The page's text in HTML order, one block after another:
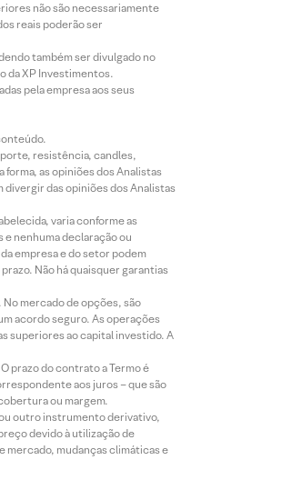
não são necessariamente
reais poderão ser
também ser divulgado no
da XP Investimentos.
pela empresa aos seus
resistência, candles,
as opiniões dos Analistas
das opiniões dos Analistas
varia conforme as
nenhuma declaração ou
empresa e do setor podem
Não há quaisquer garantias
mercado de opções, são
acordo seguro. As operações
superiores ao capital investido. A
prazo do contrato a Termo é
aos juros – que são
ou margem.
outro instrumento derivativo,
devido à utilização de
mercado, mudanças climáticas e